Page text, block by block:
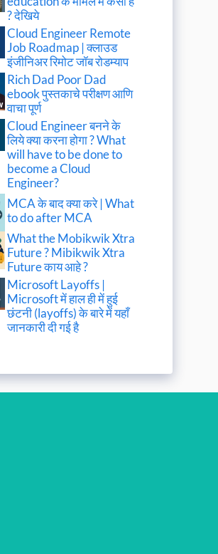
? देखिये
Cloud Engineer Remote
Job Roadmap | क्लाउड
इंजीनिअर रिमोट जॉब रोडम्याप
Rich Dad Poor Dad
ebook पुस्तकाचे परीक्षण आणि
वाचा पूर्ण
Cloud Engineer बनने के
लिये क्या करना होगा ? What
will have to be done to
become a Cloud
Engineer?
MCA के बाद क्या करे | What
to do after MCA
What the Mobikwik Xtra
Future ? Mibikwik Xtra
Future काय आहे ?
Microsoft Layoffs |
Microsoft में हाल ही में हुई
छंटनी (layoffs) के बारे में यहाँ
जानकारी दी गई है